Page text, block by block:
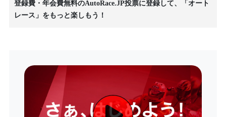
登録費・年会費無料のAutoRace.JP投票に登録して、「オート
レース」をもっと楽しもう！